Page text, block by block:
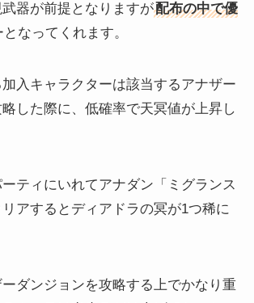
器が前提となりますが配布の中で優
なってくれます。
入キャラクターは該当するアナザー
した際に、低確率で天冥値が上昇し
ティにいれてアナダン「ミグランス
アするとディアドラの冥が1つ稀に
ダンジョンを攻略する上でかなり重